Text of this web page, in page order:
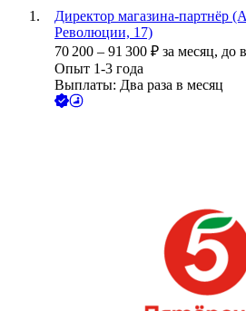
Директор магазина-партнёр
Революции, 17)
70 200 – 91 300 ₽ за месяц, до
Опыт 1-3 года
Выплаты: Два раза в месяц